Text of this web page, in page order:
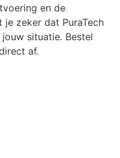
en de
zeker dat PuraTech
situatie. Bestel
af.